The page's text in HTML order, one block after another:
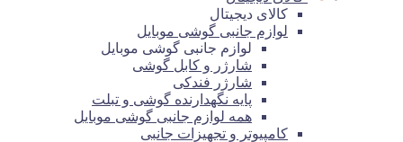
کالای دیجیتال
لوازم جانبی گوشی موبایل
لوازم جانبی گوشی موبایل
شارژر و کابل گوشی
شارژر فندکی
پایه نگهدارنده گوشی و تبلت
همه لوازم جانبی گوشی موبایل
کامپیوتر و تجهیزات جانبی